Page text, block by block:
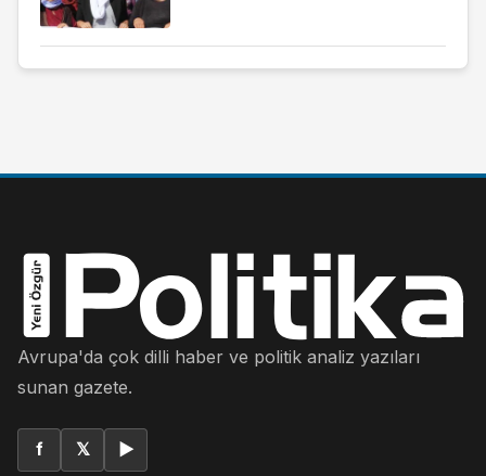
Avrupa'da çok dilli haber ve politik analiz yazıları
sunan gazete.
f 𝕏 ▶